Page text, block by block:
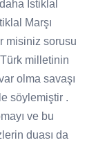
İstiklal
Marşı
misiniz sorusu
milletinin
olma savaşı
söylemiştir .
ve bu
duası da